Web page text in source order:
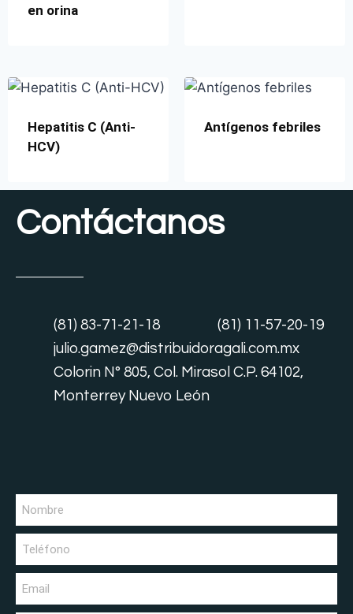
en orina
Hepatitis C (Anti-
HCV)
Antígenos febriles
Contáctanos
(81) 83-71-21-18
(81) 11-57-20-19
julio.gamez@distribuidoragali.com.mx
Colorin N° 805, Col. Mirasol C.P. 64102,
Monterrey Nuevo León